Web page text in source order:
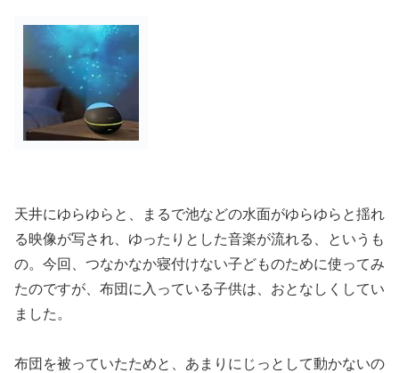
天井にゆらゆらと、まるで池などの水面がゆらゆらと揺れ
る映像が写され、ゆったりとした音楽が流れる、というも
の。今回、つなかなか寝付けない子どものために使ってみ
たのですが、布団に入っている子供は、おとなしくしてい
ました。
布団を被っていたためと、あまりにじっとして動かないの